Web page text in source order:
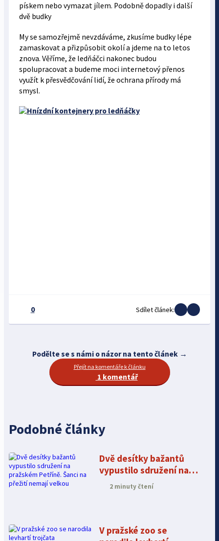
pískem nebo vymazat jílem. Podobně dopadly i další
dvě budky
My se samozřejmě nevzdáváme, zkusíme budky lépe
zamaskovat a přizpůsobit okolí a jdeme na to letos
znova. Věříme, že ledňáčci nakonec budou
spolupracovat a budeme moci internetový přenos
využít k přesvědčování lidí, že ochrana přírody má
smysl.
0 Sdílet článek:
Podělte se s námi o názor na tento článek →
Přejít na komentáře k článku
1 komentář
Podobné články
Dvě desítky bažantů
vypustilo sdružení na
pražském Petříně. Šanci
na přežití nemají velkou
2 minuty čtení
V pražské zoo se